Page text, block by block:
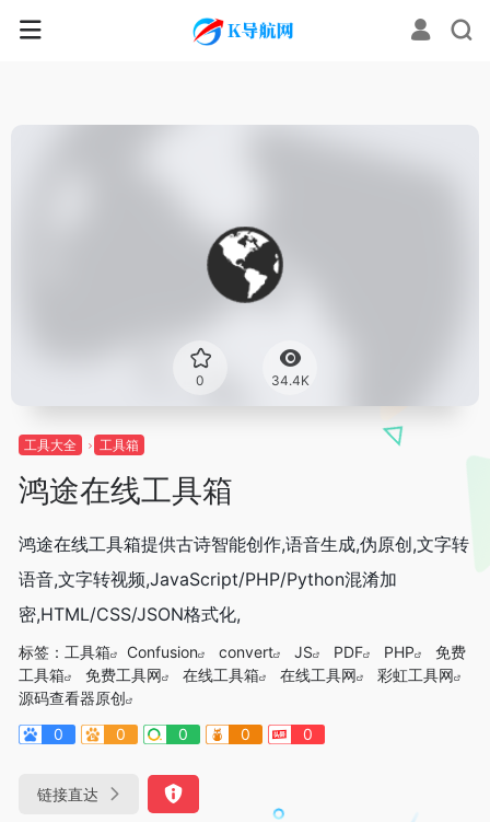
0 34.4K
工具大全 工具箱
鸿途在线工具箱
鸿途在线工具箱提供古诗智能创作,语音生成,伪原创,文字转
语音,文字转视频,JavaScript/PHP/Python混淆加
密,HTML/CSS/JSON格式化,
标签： 工具箱 Confusion convert JS PDF PHP
免费
工具箱
免费工具网 在线工具箱 在线工具网
彩虹工具网
源码查看器原创
0
0 0 0 0
链接直达